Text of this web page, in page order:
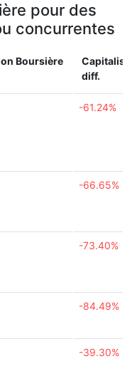
pour des
concurrentes
Boursière
diff.
-61.24%
-66.65%
-73.40%
-84.49%
-39.30%